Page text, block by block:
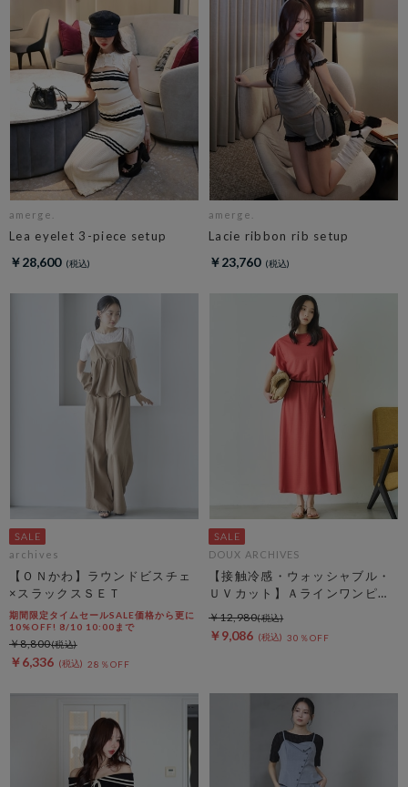
amerge.
Lea eyelet 3-piece setup
￥28,600
amerge.
Lacie ribbon rib setup
￥23,760
archives
【ＯＮかわ】ラウンドビスチェ
×スラックスＳＥＴ
期間限定タイムセールSALE価格から更に
10%OFF! 8/10 10:00まで
￥6,336 28％OFF
￥8,800
DOUX ARCHIVES
【接触冷感・ウォッシャブル・
ＵＶカット】Ａラインワンピー
ス
￥9,086 30％OFF
￥12,980